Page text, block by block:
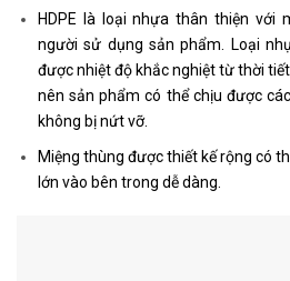
HDPE là loại nhựa thân thiện với
người sử dụng sản phẩm. Loại
được nhiệt độ khắc nghiệt từ thời
nên sản phẩm có thể chịu được
không bị nứt vỡ.
Miệng thùng được thiết kế rộng có
lớn vào bên trong dễ dàng.